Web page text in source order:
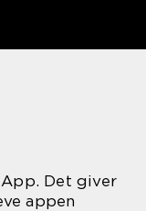
Det giver
appen